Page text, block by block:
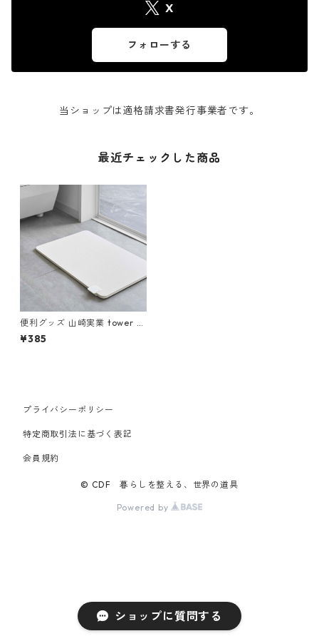
ショップに質問する
X
フォローする
当ショップは適格請求書発行事業者です。
最近チェックした商品
便利グッズ 山崎実業 tower タ
ワー 珪藻土バスマット持ち上
げフック ホワイト
¥385
プライバシーポリシー
特定商取引法に基づく表記
会員規約
© CDF 暮らしを整える、世界の道具
Powered by